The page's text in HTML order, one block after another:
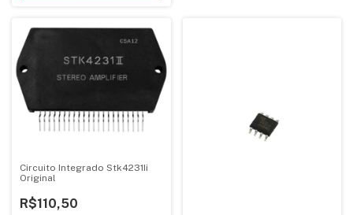
Circuito Integrado Stk4231Ii
Original
R$110,50